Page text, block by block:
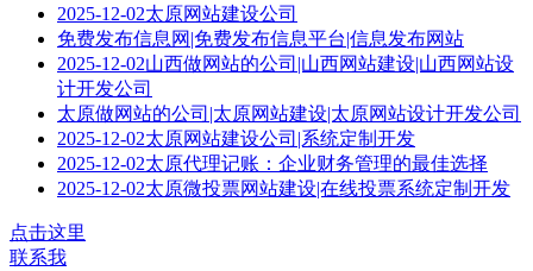
2025-12-02太原网站建设公司
免费发布信息网|免费发布信息平台|信息发布网站
2025-12-02山西做网站的公司|山西网站建设|山西网站设
计开发公司
太原做网站的公司|太原网站建设|太原网站设计开发公司
2025-12-02太原网站建设公司|系统定制开发
2025-12-02太原代理记账：企业财务管理的最佳选择
2025-12-02太原微投票网站建设|在线投票系统定制开发
点击这里
联系我